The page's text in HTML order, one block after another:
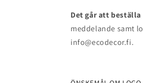
Det går att
meddelande samt
info@ecodecor.fi.